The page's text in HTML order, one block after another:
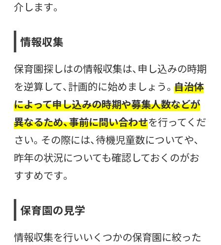
介します。
情報収集
保育園探しはの情報収集は、申し込みの時期
を逆算して、計画的に始めましょう。 自治体
によって申し込みの時期や募集人数などが
異なるため、事前に問い合わせを行ってくだ
さい。その際には、待機児童数についてや、
昨年の状況についても確認しておくのがお
すすめです。
保育園の見学
情報収集を行いいくつかの保育園に絞った